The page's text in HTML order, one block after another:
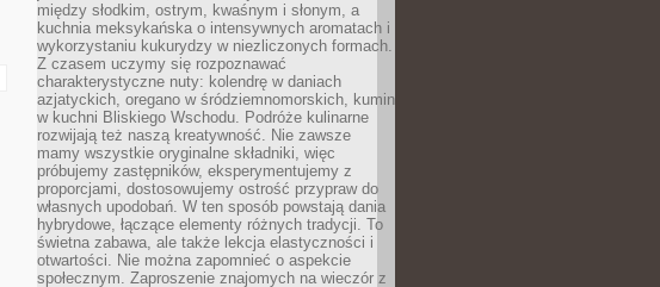
między słodkim, ostrym, kwaśnym i słonym, a
kuchnia meksykańska o intensywnych aromatach i
wykorzystaniu kukurydzy w niezliczonych formach.
Z czasem uczymy się rozpoznawać
charakterystyczne nuty: kolendrę w daniach
azjatyckich, oregano w śródziemnomorskich, kumin
w kuchni Bliskiego Wschodu. Podróże kulinarne
rozwijają też naszą kreatywność. Nie zawsze
mamy wszystkie oryginalne składniki, więc
próbujemy zastępników, eksperymentujemy z
proporcjami, dostosowujemy ostrość przypraw do
własnych upodobań. W ten sposób powstają dania
hybrydowe, łączące elementy różnych tradycji. To
świetna zabawa, ale także lekcja elastyczności i
otwartości. Nie można zapomnieć o aspekcie
społecznym. Zaproszenie znajomych na wieczór z